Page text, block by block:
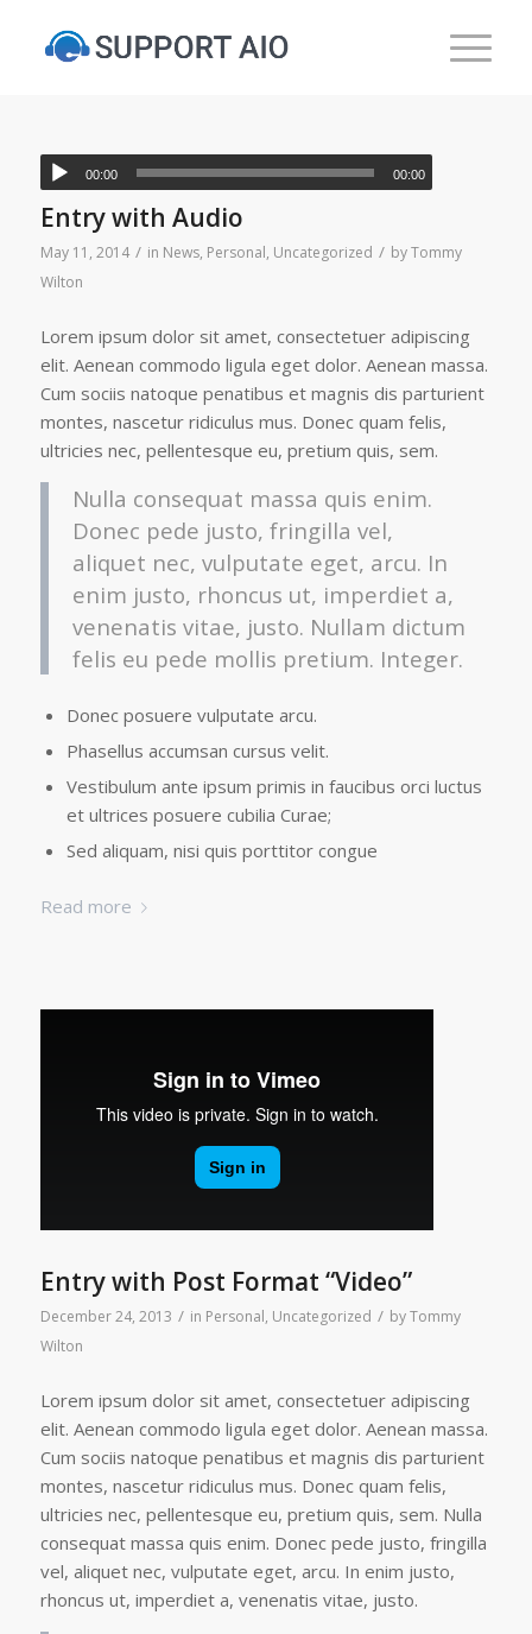
00:00 00:00
Entry with Audio
May 11, 2014 / in News, Personal, Uncategorized / byTommy
Wilton
Lorem ipsum dolor sit amet, consectetuer adipiscing
elit. Aenean commodo ligula eget dolor. Aenean massa.
Cum sociis natoque penatibus et magnis dis parturient
montes, nascetur ridiculus mus. Donec quam felis,
ultricies nec, pellentesque eu, pretium quis, sem.
Nulla consequat massa quis enim.
Donec pede justo, fringilla vel,
aliquet nec, vulputate eget, arcu. In
enim justo, rhoncus ut, imperdiet a,
venenatis vitae, justo. Nullam dictum
felis eu pede mollis pretium. Integer.
Donec posuere vulputate arcu.
Phasellus accumsan cursus velit.
Vestibulum ante ipsum primis in faucibus orci luctus
et ultrices posuere cubilia Curae;
Sed aliquam, nisi quis porttitor congue
Read more
Entry with Post Format “Video”
December 24, 2013 / in Personal, Uncategorized / byTommy
Wilton
Lorem ipsum dolor sit amet, consectetuer adipiscing
elit. Aenean commodo ligula eget dolor. Aenean massa.
Cum sociis natoque penatibus et magnis dis parturient
montes, nascetur ridiculus mus. Donec quam felis,
ultricies nec, pellentesque eu, pretium quis, sem. Nulla
consequat massa quis enim. Donec pede justo, fringilla
vel, aliquet nec, vulputate eget, arcu. In enim justo,
rhoncus ut, imperdiet a, venenatis vitae, justo.